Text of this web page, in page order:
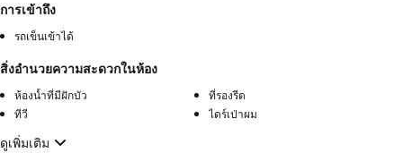
การเข้าถึง
รถเข็นเข้าได้
สิ่งอำนวยความสะดวกในห้อง
ห้องน้ำที่มีฝักบัว
ที่รองรีด
ทีวี
ไดร์เป่าผม
ดูเพิ่มเติม